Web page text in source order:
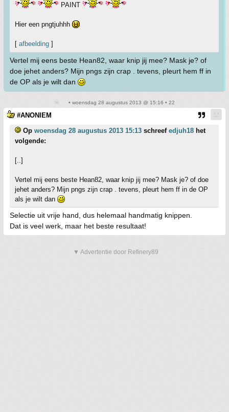
PAINT
Hier een pngtjuhhh
[ afbeelding ]
Vertel mij eens beste Hean82, waar knip jij mee? Mask je? of
doe jehet anders? Mijn pngs zijn crap . tevens, pleurt hem ff in
de OP als je wilt dan
• woensdag 28 augustus 2013 @ 15:16 • 22
#ANONIEM
Op woensdag 28 augustus 2013 15:13 schreef edjuh18 het
volgende:
[..]
Vertel mij eens beste Hean82, waar knip jij mee? Mask je? of doe
jehet anders? Mijn pngs zijn crap . tevens, pleurt hem ff in de OP
als je wilt dan
Selectie uit vrije hand, dus helemaal handmatig knippen.
Dat is veel werk, maar het beste resultaat!
▼ Advertentie door Refinery89